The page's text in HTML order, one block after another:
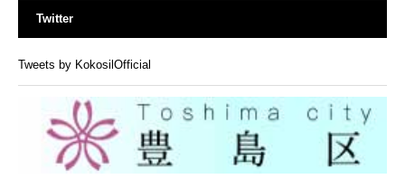
Twitter
Tweets by KokosilOfficial